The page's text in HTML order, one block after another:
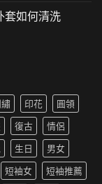
套如何清洗
印花
圓領
復古
情侶
生日
男女
短袖女
短袖推薦